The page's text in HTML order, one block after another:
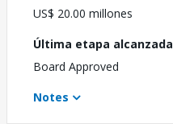
US$ 20.00 millones
Última etapa alcanzada
Board Approved
Notes